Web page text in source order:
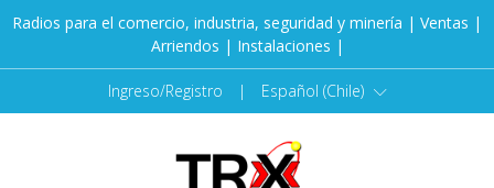
Radios para el comercio, industria, seguridad y minería | Ventas |
Arriendos | Instalaciones |
Ingreso/Registro | Español (Chile)